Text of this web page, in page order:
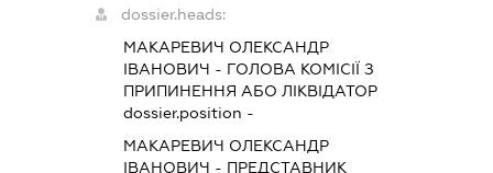
dossier.heads:
МАКАРЕВИЧ ОЛЕКСАНДР
ІВАНОВИЧ - ГОЛОВА КОМІСІЇ З
ПРИПИНЕННЯ АБО ЛІКВІДАТОР
dossier.position -
МАКАРЕВИЧ ОЛЕКСАНДР
ІВАНОВИЧ - ПРЕДСТАВНИК